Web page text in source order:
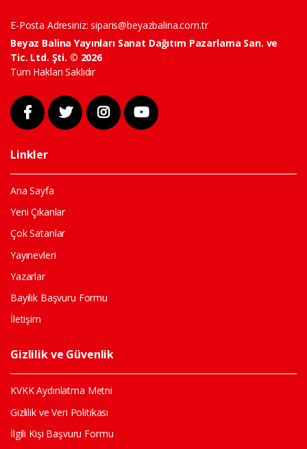
E-Posta Adresiniz:siparis@beyazbalina.com.tr
Beyaz Balina Yayınları Sanat Dağıtım Pazarlama San. ve
Tic. Ltd. Şti. © 2026
Tüm Hakları Saklıdır
Linkler
Ana Sayfa
Yeni Çıkanlar
Çok Satanlar
Yayınevleri
Yazarlar
Bayilik Başvuru Formu
İletişim
Gizlilik ve Güvenlik
KVKK Aydınlatma Metni
Gizlilik ve Veri Politikası
İlgili Kişi Başvuru Formu